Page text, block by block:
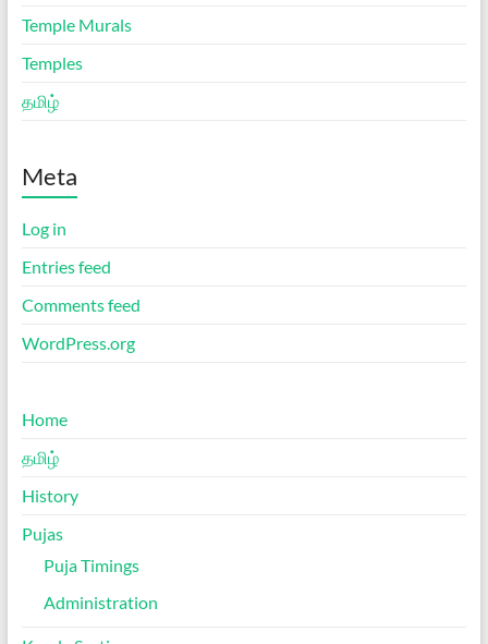
Temple Murals
Temples
தமிழ்
Meta
Log in
Entries feed
Comments feed
WordPress.org
Home
தமிழ்
History
Pujas
Puja Timings
Administration